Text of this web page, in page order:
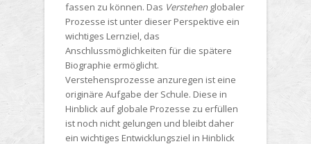
fassen zu können. Das Verstehen globaler
Prozesse ist unter dieser Perspektive ein
wichtiges Lernziel, das
Anschlussmöglichkeiten für die spätere
Biographie ermöglicht.
Verstehensprozesse anzuregen ist eine
originäre Aufgabe der Schule. Diese in
Hinblick auf globale Prozesse zu erfüllen
ist noch nicht gelungen und bleibt daher
ein wichtiges Entwicklungsziel in Hinblick